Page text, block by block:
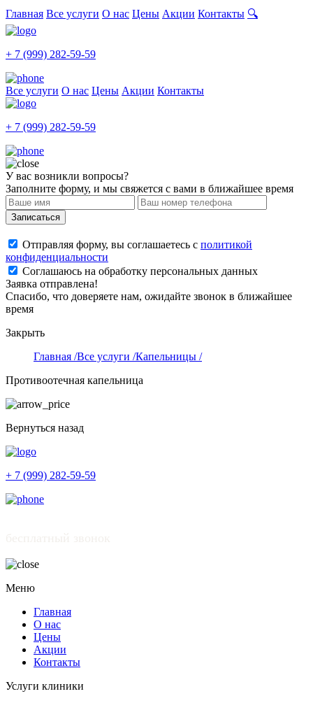
Главная Все услуги О нас Цены Акции Контакты 🔍
+ 7 (999) 282-59-59
Все услуги О нас Цены Акции Контакты
+ 7 (999) 282-59-59
У вас возникли вопросы?
Заполните форму, и мы свяжется с вами в ближайшее время
Записаться
Отправляя форму, вы соглашаетесь с политикой
конфиденциальности
Соглашаюсь на обработку персональных данных
Заявка отправлена!
Спасибо, что доверяете нам, ожидайте звонок в ближайшее
время
Закрыть
Главная /Все услуги /Капельницы /
Противоотечная капельница
Вернуться назад
+ 7 (999) 282-59-59
Меню
Главная
О нас
Цены
Акции
Контакты
Услуги клиники